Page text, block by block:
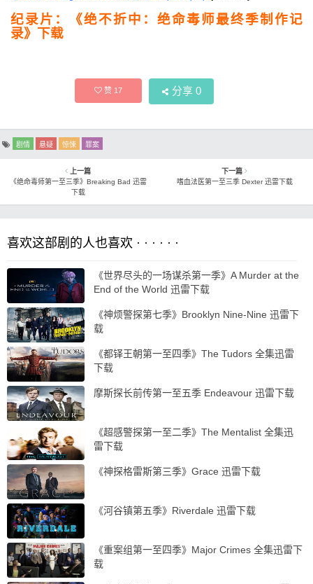
纪录片：《绝不折中：绝命毒师最终季制作记
录》下载
赞17 分享 0
剧情 悬疑 惊悚 罪案
上一篇
《绝命毒师第一至三季》Breaking Bad 迅雷
下载
下一篇
嗜血法医第一至三季 Dexter 迅雷下载
喜欢这部剧的人也喜欢 · · · · · ·
《世界尽头的一场谋杀第一季》A Murder at the
End of the World 迅雷下载
《神烦警探第七季》Brooklyn Nine-Nine 迅雷下
载
《都铎王朝第一至四季》The Tudors 全集迅雷
下载
摩斯探长前传第一至五季 Endeavour 迅雷下载
《超感警探第一至二季》The Mentalist 全集迅
雷下载
《神探格雷斯第三季》Grace 迅雷下载
《河谷镇第五季》Riverdale 迅雷下载
《重案组第一至四季》Major Crimes 全集迅雷下
载